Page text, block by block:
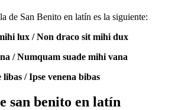
de San Benito en latín es la siguiente:
lux / Non draco sit mihi dux
/ Numquam suade mihi vana
/ Ipse venena bibas
san benito en latín